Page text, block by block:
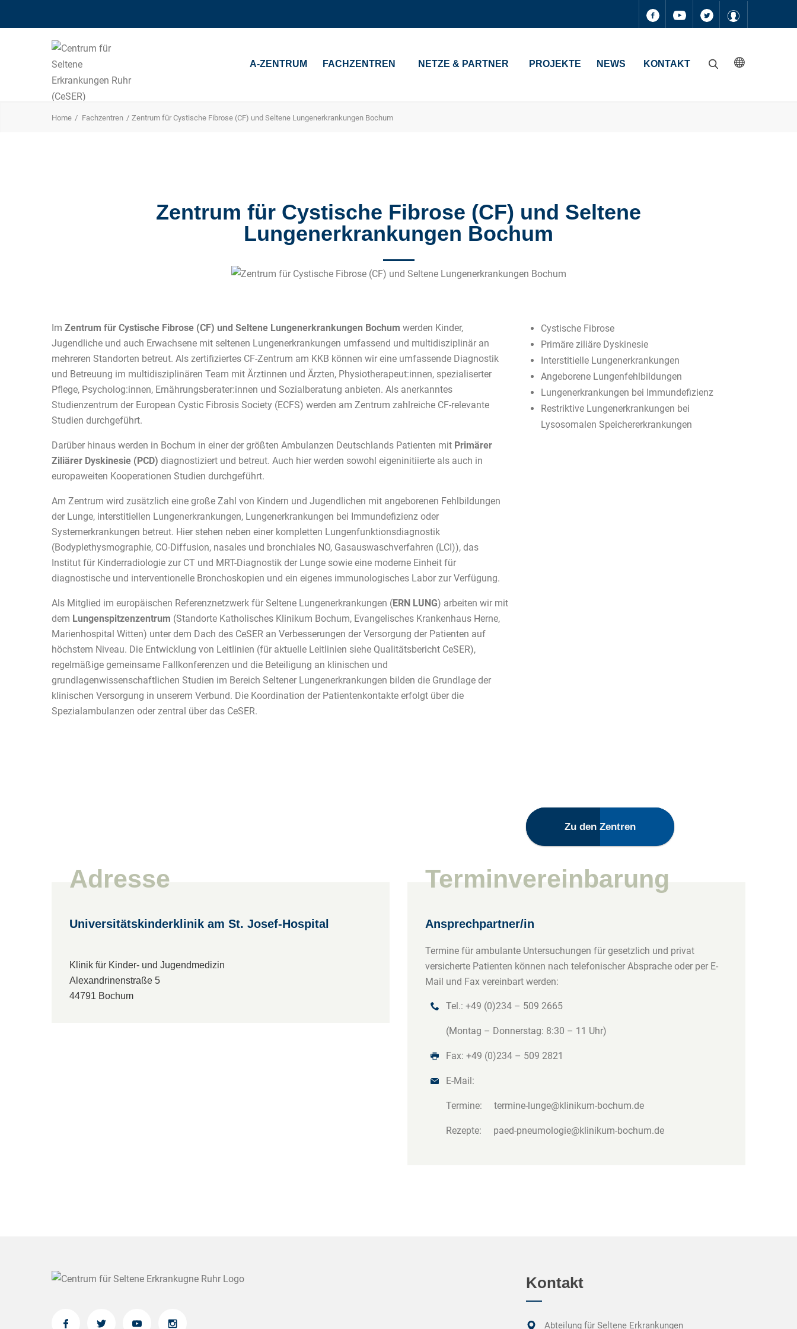
A-ZENTRUM FACHZENTREN NETZE & PARTNER PROJEKTE NEWS KONTAKT
Home Fachzentren Zentrum für Cystische Fibrose (CF) und Seltene Lungenerkrankungen Bochum
Zentrum für Cystische Fibrose (CF) und Seltene
Lungenerkrankungen Bochum
Im Zentrum für Cystische Fibrose (CF) und Seltene Lungenerkrankungen Bochum werden Kinder,
Jugendliche und auch Erwachsene mit seltenen Lungenerkrankungen umfassend und multidisziplinär an
mehreren Standorten betreut. Als zertifiziertes CF-Zentrum am KKB können wir eine umfassende Diagnostik
und Betreuung im multidisziplinären Team mit Ärztinnen und Ärzten, Physiotherapeut:innen, spezialiserter
Pflege, Psycholog:innen, Ernährungsberater:innen und Sozialberatung anbieten. Als anerkanntes
Studienzentrum der European Cystic Fibrosis Society (ECFS) werden am Zentrum zahlreiche CF-relevante
Studien durchgeführt.
Darüber hinaus werden in Bochum in einer der größten Ambulanzen Deutschlands Patienten mit Primärer
Ziliärer Dyskinesie (PCD) diagnostiziert und betreut. Auch hier werden sowohl eigeninitiierte als auch in
europaweiten Kooperationen Studien durchgeführt.
Am Zentrum wird zusätzlich eine große Zahl von Kindern und Jugendlichen mit angeborenen Fehlbildungen
der Lunge, interstitiellen Lungenerkrankungen, Lungenerkrankungen bei Immundefizienz oder
Systemerkrankungen betreut. Hier stehen neben einer kompletten Lungenfunktionsdiagnostik
(Bodyplethysmographie, CO-Diffusion, nasales und bronchiales NO, Gasauswaschverfahren (LCI)), das
Institut für Kinderradiologie zur CT und MRT-Diagnostik der Lunge sowie eine moderne Einheit für
diagnostische und interventionelle Bronchoskopien und ein eigenes immunologisches Labor zur Verfügung.
Als Mitglied im europäischen Referenznetzwerk für Seltene Lungenerkrankungen (ERN LUNG) arbeiten wir mit
dem Lungenspitzenzentrum (Standorte Katholisches Klinikum Bochum, Evangelisches Krankenhaus Herne,
Marienhospital Witten) unter dem Dach des CeSER an Verbesserungen der Versorgung der Patienten auf
höchstem Niveau. Die Entwicklung von Leitlinien (für aktuelle Leitlinien siehe Qualitätsbericht CeSER),
regelmäßige gemeinsame Fallkonferenzen und die Beteiligung an klinischen und
grundlagenwissenschaftlichen Studien im Bereich Seltener Lungenerkrankungen bilden die Grundlage der
klinischen Versorgung in unserem Verbund. Die Koordination der Patientenkontakte erfolgt über die
Spezialambulanzen oder zentral über das CeSER.
Cystische Fibrose
Primäre ziliäre Dyskinesie
Interstitielle Lungenerkrankungen
Angeborene Lungenfehlbildungen
Lungenerkrankungen bei Immundefizienz
Restriktive Lungenerkrankungen bei
Lysosomalen Speichererkrankungen
Zu den Zentren
Kinder EvK
Adresse
Universitätskinderklinik am St. Josef-Hospital
Klinik für Kinder- und Jugendmedizin
Alexandrinenstraße 5
44791 Bochum
Terminvereinbarung
Ansprechpartner/in
Termine für ambulante Untersuchungen für gesetzlich und privat
versicherte Patienten können nach telefonischer Absprache oder per E-
Mail und Fax vereinbart werden:
Tel.: +49 (0)234 – 509 2665
(Montag – Donnerstag: 8:30 – 11 Uhr)
Fax: +49 (0)234 – 509 2821
E-Mail:
Termine: termine-lunge@klinikum-bochum.de
Rezepte: paed-pneumologie@klinikum-bochum.de
Kontakt
Abteilung für Seltene Erkrankungen